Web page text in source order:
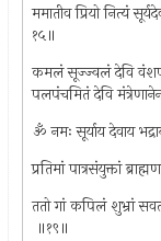
ममातीव प्रियो नित्यं
१५॥
कमलं सूज्ज्वलं देवि
पलपंचमितं देवि
ॐ नमः सूर्याय देवाय
प्रतिमां पात्रसंयुक्तां
ततो गां कपिलं शुभ्रां
‌ ॥१९॥